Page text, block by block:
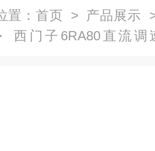
置： 首页 > 产品展示
西门子6RA80直流